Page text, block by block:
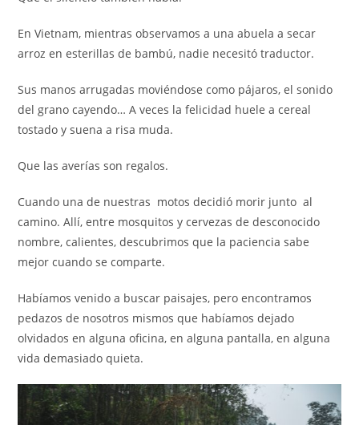
En Vietnam, mientras observamos a una abuela a secar
arroz en esterillas de bambú, nadie necesitó traductor.
Sus manos arrugadas moviéndose como pájaros, el sonido
del grano cayendo… A veces la felicidad huele a cereal
tostado y suena a risa muda.
Que las averías son regalos.
Cuando una de nuestras motos decidió morir junto al
camino. Allí, entre mosquitos y cervezas de desconocido
nombre, calientes, descubrimos que la paciencia sabe
mejor cuando se comparte.
Habíamos venido a buscar paisajes, pero encontramos
pedazos de nosotros mismos que habíamos dejado
olvidados en alguna oficina, en alguna pantalla, en alguna
vida demasiado quieta.